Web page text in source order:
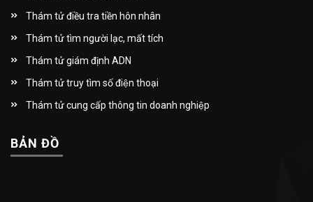
Thám tử điều tra tiền hôn nhân
Thám tử tìm người lạc, mất tích
Thám tử giám định ADN
Thám tử truy tìm số điện thoại
Thám tử cung cấp thông tin doanh nghiệp
BẢN ĐỒ